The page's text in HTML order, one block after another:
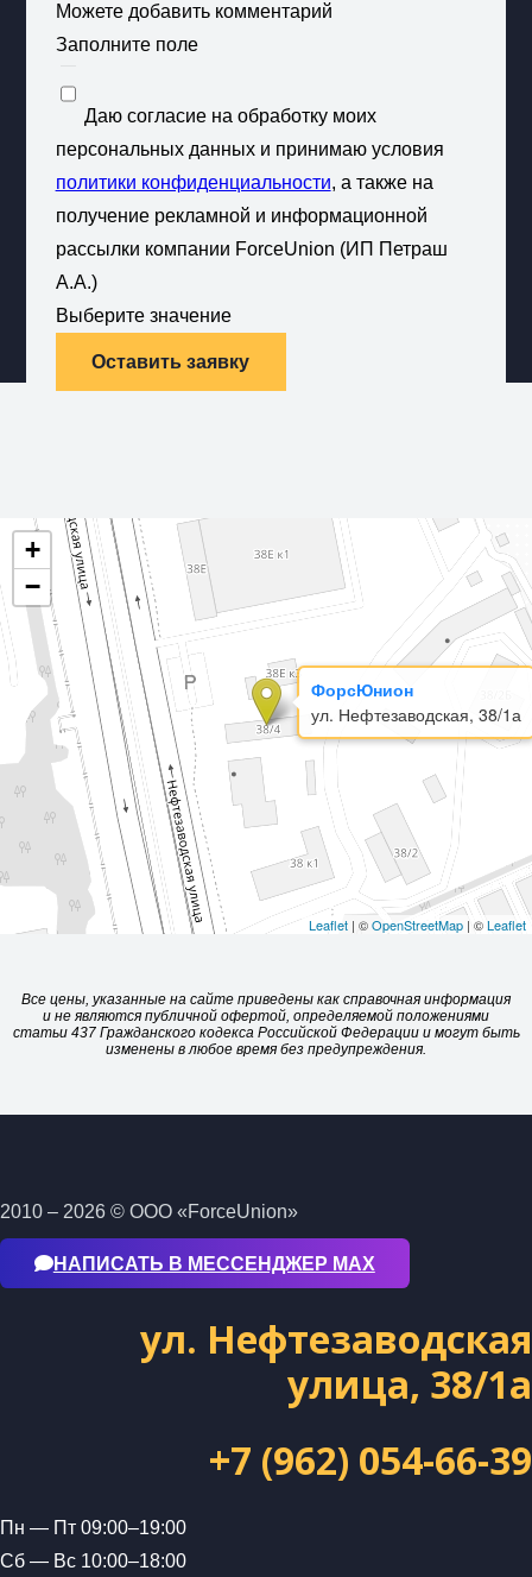
Можете добавить комментарий
Заполните поле
Даю согласие на обработку моих
персональных данных и принимаю условия
политики конфиденциальности, а также на
получение рекламной и информационной
рассылки компании ForceUnion (ИП Петраш
А.А.)
Выберите значение
Оставить заявку
ФорсЮнион
ул. Нефтезаводская, 38/1а
+
−
Leaflet | ©OpenStreetMap | ©Leaflet
Все цены, указанные на сайте приведены как справочная информация
и не являются публичной офертой, определяемой положениями
статьи 437 Гражданского кодекса Российской Федерации и могут быть
изменены в любое время без предупреждения.
2010 – 2026 © ООО «ForceUnion»
НАПИСАТЬ В МЕССЕНДЖЕР МАХ
ул. Нефтезаводская
улица, 38/1а
+7 (962) 054-66-39
Пн — Пт 09:00–19:00
Сб — Вс 10:00–18:00